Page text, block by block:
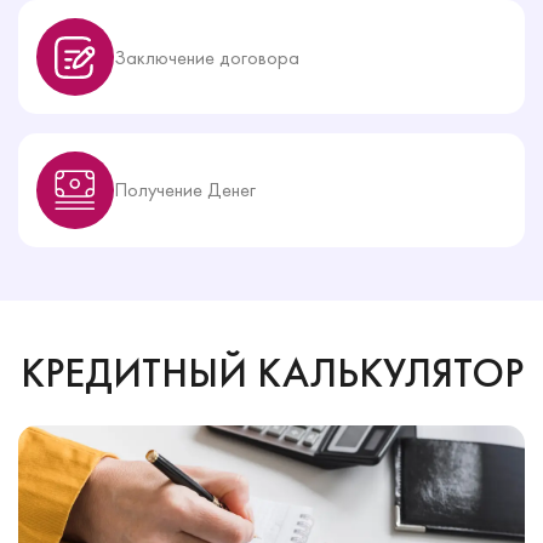
Заключение договора
Получение Денег
КРЕДИТНЫЙ КАЛЬКУЛЯТОР